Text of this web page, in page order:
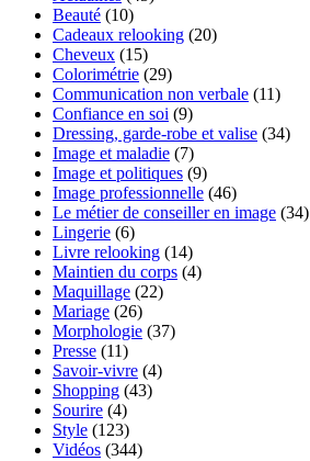
Beauté (10)
Cadeaux relooking (20)
Cheveux (15)
Colorimétrie (29)
Communication non verbale (11)
Confiance en soi (9)
Dressing, garde-robe et valise (34)
Image et maladie (7)
Image et politiques (9)
Image professionnelle (46)
Le métier de conseiller en image (34)
Lingerie (6)
Livre relooking (14)
Maintien du corps (4)
Maquillage (22)
Mariage (26)
Morphologie (37)
Presse (11)
Savoir-vivre (4)
Shopping (43)
Sourire (4)
Style (123)
Vidéos (344)